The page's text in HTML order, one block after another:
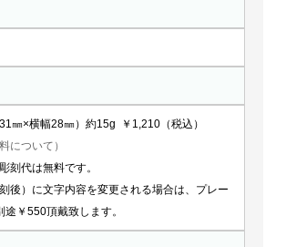
㎜×横幅28㎜）約15g ￥1,210（税込）
料について）
刻代は無料です。
後）に文字内容を変更される場合は、プレー
途￥550頂戴致します。